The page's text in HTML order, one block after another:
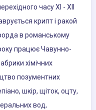
часу XI - XII
крипт і ракой
в романському
працює Чавунно-
хімічних
позументних
шкір, щіток, оцту,
вод,